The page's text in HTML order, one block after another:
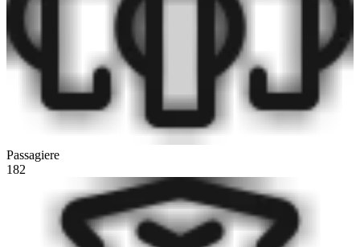
Passagiere
182